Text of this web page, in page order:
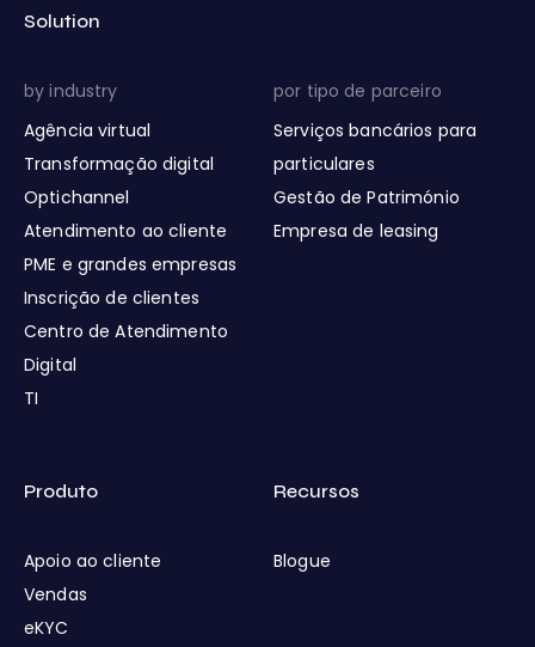
Solution
by industry
Agência virtual
Transformação digital
Optichannel
Atendimento ao cliente
PME e grandes empresas
Inscrição de clientes
Centro de Atendimento
Digital
TI
por tipo de parceiro
Serviços bancários para
particulares
Gestão de Património
Empresa de leasing
Produto
Apoio ao cliente
Vendas
eKYC
Recursos
Blogue